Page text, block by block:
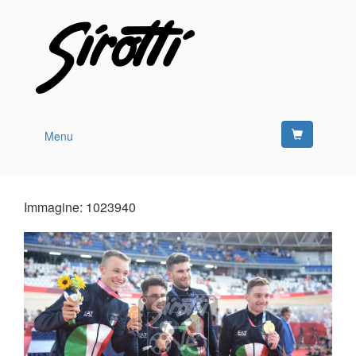
Menu
Immagine: 1023940